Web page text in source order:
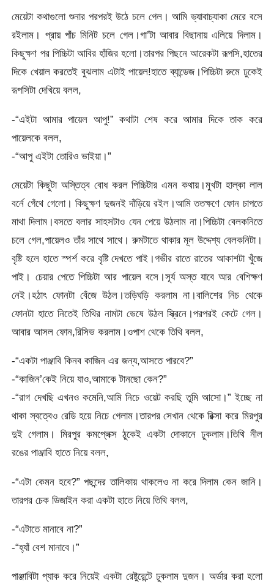
মেয়েটা কথাগুলো শুনার পরপরই উঠে চলে গেল। আমি ভ্যাবাচ্যাকা মেরে বসে
রইলাম। প্রায় পাঁচ মিনিট চলে গেল।গা’টা আবার বিছানায় এলিয়ে দিলাম।
কিছুক্ষণ পর পিচ্চিটা আবির হাঁজির হলো।তারপর পিছনে আরেকটা রূপসি,হাতের
দিকে খেয়াল করতেই বুঝলাম এটাই পায়েল!হাতে ব্যান্ডেজ।পিচ্চিটা রুমে ঢুকেই
রূপসিটা দেখিয়ে বলল,
-“এইটা আমার পায়েল আপু!” কথাটা শেষ করে আমার দিকে তাক করে
পায়েলকে বলল,
-“আপু এইটা তোরিও ভাইয়া।”
মেয়েটা কিছুটা অস্তিত্ব বোধ করল পিচ্চিটার এমন কথায়।মুখটা হাল্কা লাল
বর্নে গেঁথে গেলো। কিছুক্ষণ দুজনই দাঁড়িয়ে রইল।আমি ততক্ষণে ফোন চাপতে
মাথা দিলাম।বসতে বলার সাহসটাও যেন পেয়ে উঠলাম না।পিচ্চিটা বেলকনিতে
চলে গেল,পায়েলও তাঁর সাথে সাথে। রুমটাতে থাকার মূল উদ্দেশ্য বেলকনিটা।
বৃষ্টি হলে হাতে স্পর্শ করে বৃষ্টি দেখতে পাই।গভীর রাতে রাতের আকাশটা খুঁজে
পাই। চেয়ার পেতে পিচ্চিটা আর পায়েল বসে।সূর্য অস্ত যাবে আর বেশিক্ষণ
নেই।হঠাৎ ফোনটা বেঁজে উঠল।তড়িঘড়ি করলাম না।বালিশের নিচ থেকে
ফোনটা হাতে নিতেই তিথির নামটা ভেষে উঠল স্ক্রিনে।পরপরই কেটে গেল।
আবার আসল ফোন,রিসিভ করলাম।ওপাশ থেকে তিথি বলল,
-“একটা পাঞ্জাবি কিনব কাজিন এর জন্য,আসতে পারবে?”
-“কাজিন’কেই নিয়ে যাও,আমাকে টানছো কেন?”
-“রাগ দেখছি এখনও কমেনি,আমি নিচে ওয়েট করছি তুমি আসো।” ইচ্ছে না
থাকা স্বত্বেও রেডি হয়ে নিচে গেলাম।তারপর সেখান থেকে রিক্সা করে মিরপুর
দুই গেলাম। মিরপুর কমপ্লেক্স ঠুকেই একটা দোকানে ঢুকলাম।তিথি নীল
রঙের পাঞ্জাবি হাতে নিয়ে বলল,
-“এটা কেমন হবে?” পছন্দের তালিকায় থাকলেও না করে দিলাম কেন জানি।
তারপর চেক ডিজাইন করা একটা হাতে নিয়ে তিথি বলল,
-“এটাতে মানাবে না?”
-“হ্যাঁ বেশ মানাবে।”
পাঞ্জাবিটা প্যাক করে নিয়েই একটা রেষ্টুরেন্টে ঢুকলাম দুজন। অর্ডার করা হলো